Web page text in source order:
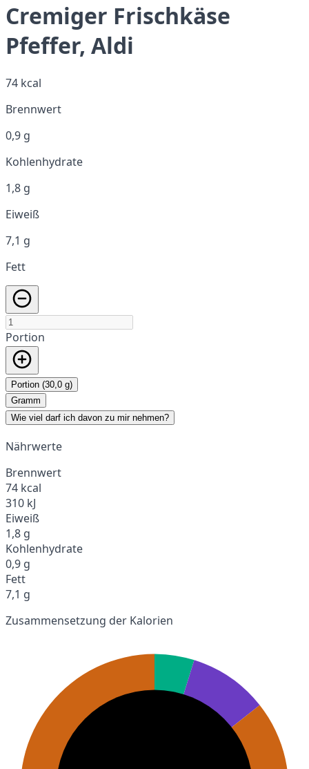
Cremiger Frischkäse
Pfeffer, Aldi
74 kcal
Brennwert
0,9 g
Kohlenhydrate
1,8 g
Eiweiß
7,1 g
Fett
Portion
Portion (30,0 g)
Gramm
Wie viel darf ich davon zu mir nehmen?
Nährwerte
Brennwert
74 kcal
310 kJ
Eiweiß
1,8 g
Kohlenhydrate
0,9 g
Fett
7,1 g
Zusammensetzung der Kalorien